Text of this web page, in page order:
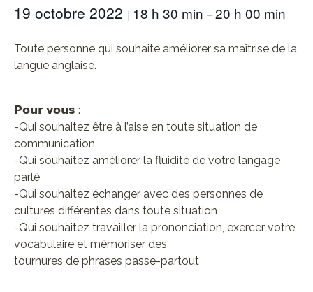
19 octobre 2022 | 18 h 30 min –20 h 00 min
Toute personne qui souhaite améliorer sa maîtrise de la
langue anglaise.
𝗣𝗼𝘂𝗿 𝘃𝗼𝘂𝘀 :
-Qui souhaitez être à l’aise en toute situation de
communication
-Qui souhaitez améliorer la fluidité de votre langage
parlé
-Qui souhaitez échanger avec des personnes de
cultures différentes dans toute situation
-Qui souhaitez travailler la prononciation, exercer votre
vocabulaire et mémoriser des
tournures de phrases passe-partout